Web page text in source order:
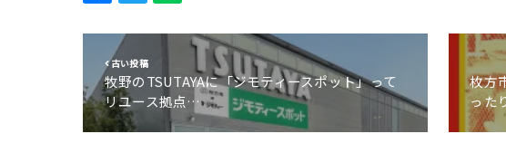
古い投稿
牧野のTSUTAYAに「ジモティースポット」って
リユース拠点…
枚方
った